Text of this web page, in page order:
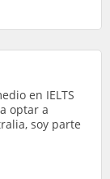
en IELTS
optar a
soy parte